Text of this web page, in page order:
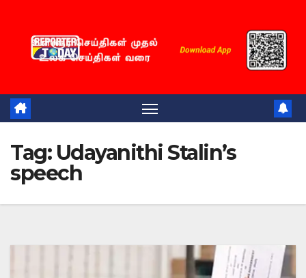
content
Tag: Udayanithi Stalin’s
speech